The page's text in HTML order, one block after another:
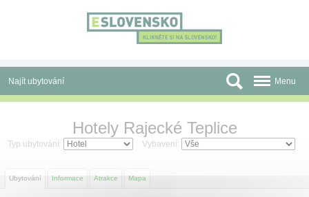
Najít ubytování
Slevy a Last Minute
Menu
Hotely Rajecké Teplice
Typ ubytování: Vybavení:
Ubytování Informace Atrakce Mapa